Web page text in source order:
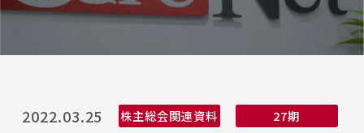
2022.03.25 株主総会関連資料 27期